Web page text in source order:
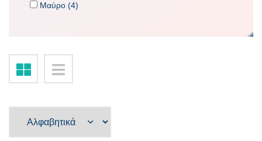
Μαύρο (4)